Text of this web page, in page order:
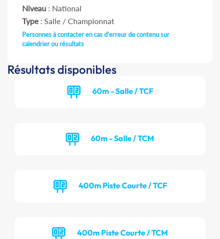
Niveau : National
Type: Salle / Championnat
Personnes à contacter en cas d'erreur de contenu sur
calendrier ou résultats
Résultats disponibles
60m - Salle / TCF
60m - Salle / TCM
400m Piste Courte / TCF
400m Piste Courte / TCM